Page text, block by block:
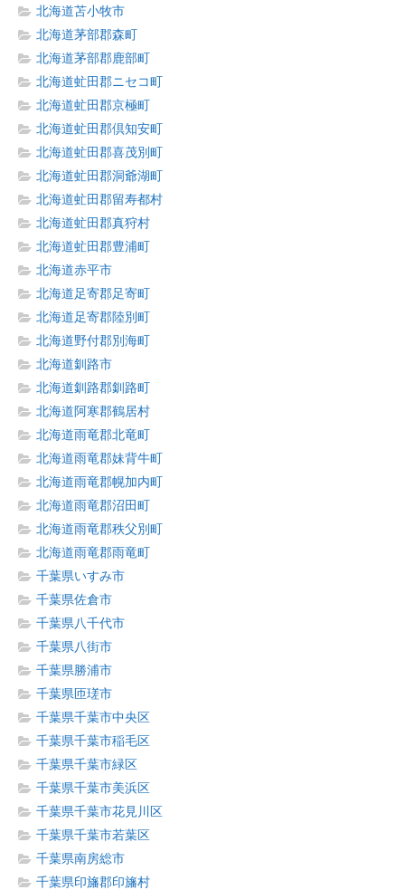
北海道苫小牧市
北海道茅部郡森町
北海道茅部郡鹿部町
北海道虻田郡ニセコ町
北海道虻田郡京極町
北海道虻田郡倶知安町
北海道虻田郡喜茂別町
北海道虻田郡洞爺湖町
北海道虻田郡留寿都村
北海道虻田郡真狩村
北海道虻田郡豊浦町
北海道赤平市
北海道足寄郡足寄町
北海道足寄郡陸別町
北海道野付郡別海町
北海道釧路市
北海道釧路郡釧路町
北海道阿寒郡鶴居村
北海道雨竜郡北竜町
北海道雨竜郡妹背牛町
北海道雨竜郡幌加内町
北海道雨竜郡沼田町
北海道雨竜郡秩父別町
北海道雨竜郡雨竜町
千葉県いすみ市
千葉県佐倉市
千葉県八千代市
千葉県八街市
千葉県勝浦市
千葉県匝瑳市
千葉県千葉市中央区
千葉県千葉市稲毛区
千葉県千葉市緑区
千葉県千葉市美浜区
千葉県千葉市花見川区
千葉県千葉市若葉区
千葉県南房総市
千葉県印旛郡印旛村